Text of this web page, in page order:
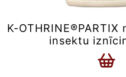
K-
insektu